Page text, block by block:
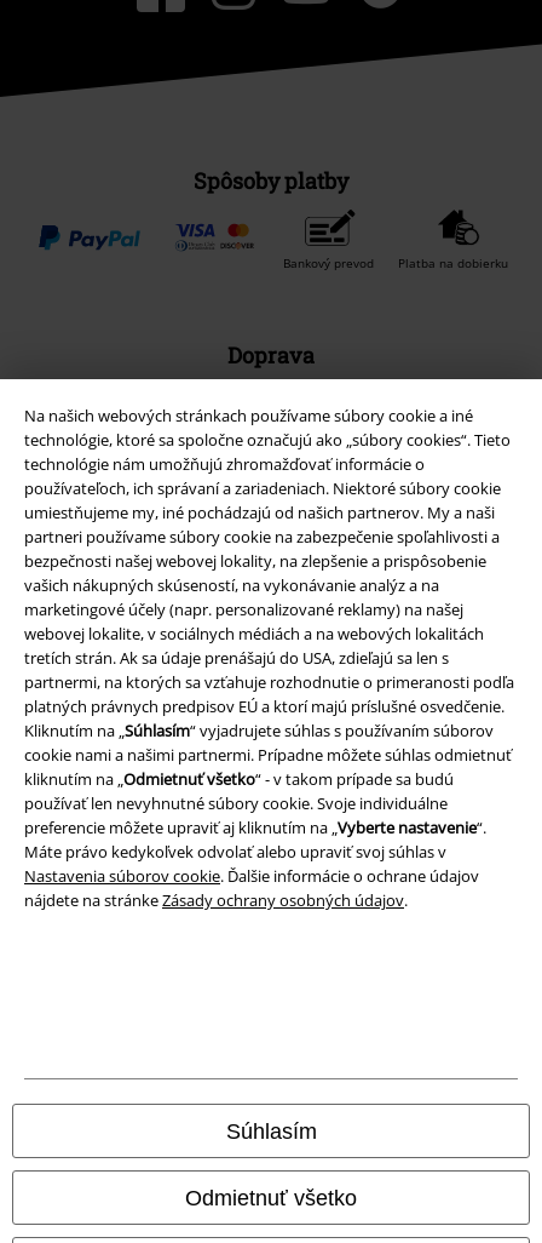
Na našich webových stránkach používame súbory cookie a iné
technológie, ktoré sa spoločne označujú ako „súbory cookies“. Tieto
technológie nám umožňujú zhromažďovať informácie o
používateľoch, ich správaní a zariadeniach. Niektoré súbory cookie
umiestňujeme my, iné pochádzajú od našich partnerov. My a naši
partneri používame súbory cookie na zabezpečenie spoľahlivosti a
bezpečnosti našej webovej lokality, na zlepšenie a prispôsobenie
vašich nákupných skúseností, na vykonávanie analýz a na
marketingové účely (napr. personalizované reklamy) na našej
webovej lokalite, v sociálnych médiách a na webových lokalitách
tretích strán. Ak sa údaje prenášajú do USA, zdieľajú sa len s
partnermi, na ktorých sa vzťahuje rozhodnutie o primeranosti podľa
platných právnych predpisov EÚ a ktorí majú príslušné osvedčenie.
Kliknutím na „Súhlasím“ vyjadrujete súhlas s používaním súborov
cookie nami a našimi partnermi. Prípadne môžete súhlas odmietnuť
kliknutím na „Odmietnuť všetko“ - v takom prípade sa budú
používať len nevyhnutné súbory cookie. Svoje individuálne
preferencie môžete upraviť aj kliknutím na „Vyberte nastavenie“.
Máte právo kedykoľvek odvolať alebo upraviť svoj súhlas v
Nastavenia súborov cookie. Ďalšie informácie o ochrane údajov
nájdete na stránkeZásady ochrany osobných údajov.
Súhlasím
Odmietnuť všetko
Spôsoby platby
Bankový prevod Platba na dobierku
Doprava
Nová aplikácia EMP
Stiahnite si novú EMP aplikáciu zdarma a využite všetky nové
funkcie a výhody!
A Warner Music Group Company
Podmienky
Imprint